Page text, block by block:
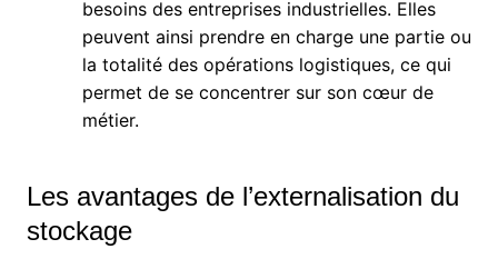
besoins des entreprises industrielles. Elles
peuvent ainsi prendre en charge une partie ou
la totalité des opérations logistiques, ce qui
permet de se concentrer sur son cœur de
métier.
Les avantages de l’externalisation du
stockage